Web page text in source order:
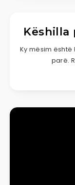
Këshilla
Ky mësim është
parë.